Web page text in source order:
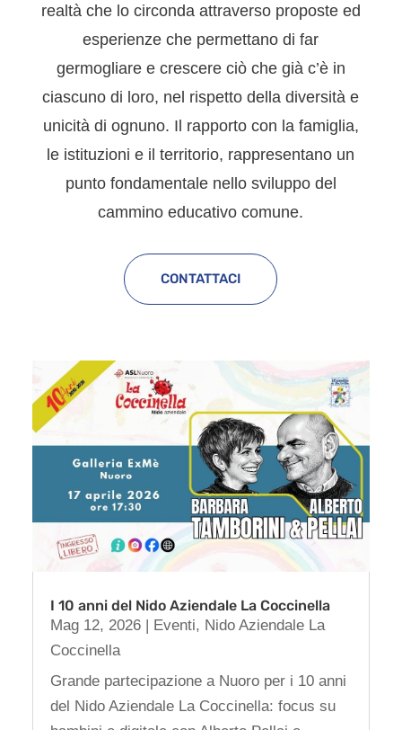
realtà che lo circonda attraverso proposte ed
esperienze che permettano di far
germogliare e crescere ciò che già c’è in
ciascuno di loro, nel rispetto della diversità e
unicità di ognuno. Il rapporto con la famiglia,
le istituzioni e il territorio, rappresentano un
punto fondamentale nello sviluppo del
cammino educativo comune.
CONTATTACI
I 10 anni del Nido Aziendale La Coccinella
Mag 12, 2026| Eventi, Nido Aziendale La
Coccinella
Grande partecipazione a Nuoro per i 10 anni
del Nido Aziendale La Coccinella: focus su